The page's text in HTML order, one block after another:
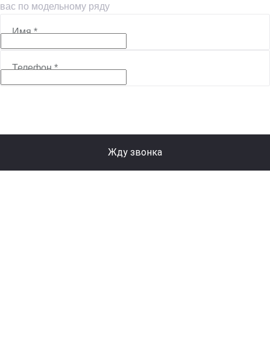
вас по модельному ряду
Имя*
Телефон*
Жду звонка